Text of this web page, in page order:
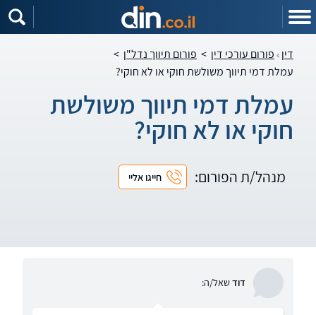
דין פורום עורכי דין > פורום תיווך נדל"ן >
עמלת דמי תיווך משולשת חוקי או לא חוקי?
עמלת דמי תיווך משולשת
חוקי או לא חוקי?
מנהל/ת הפורום: חייגו אליי
דודשאל/ה: